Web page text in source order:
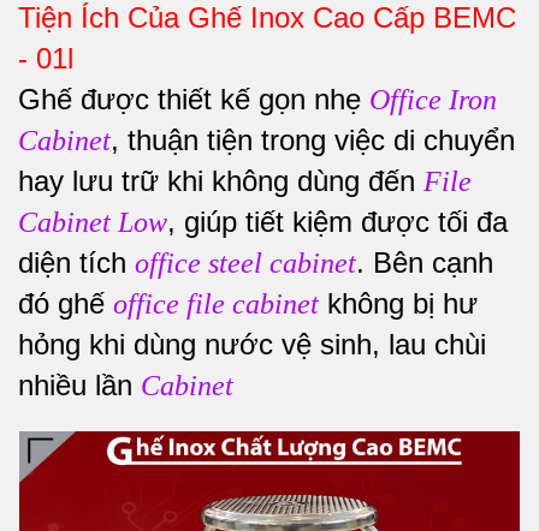
Tiện Ích Của Ghế Inox Cao Cấp BEMC
- 01l
Ghế được thiết kế gọn nhẹ Office Iron
Cabinet, thuận tiện trong việc di chuyển
hay lưu trữ khi không dùng đến File
Cabinet Low, giúp tiết kiệm được tối đa
diện tích office steel cabinet. Bên cạnh
đó ghế office file cabinet không bị hư
hỏng khi dùng nước vệ sinh, lau chùi
nhiều lần Cabinet